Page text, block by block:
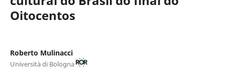
Oitocentos
Roberto Mulinacci
Università di Bologna